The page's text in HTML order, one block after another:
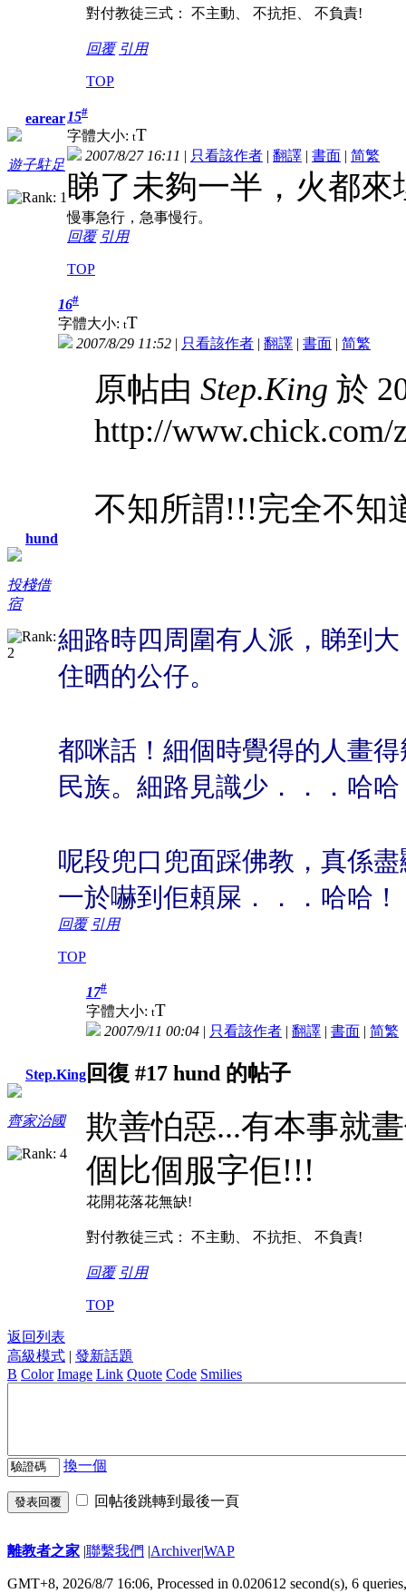
對付教徒三式： 不主動、 不抗拒、 不負責!
回覆 引用
TOP
earear
遊子駐足
15#
字體大小: tT
2007/8/27 16:11 | 只看該作者 | 翻譯 | 書面 | 简繁
睇了未夠一半，火都來
慢事急行，急事慢行。
回覆 引用
TOP
hund
投棧借
宿
16#
字體大小: tT
2007/8/29 11:52 | 只看該作者 | 翻譯 | 書面 | 简繁
原帖由 Step.King 於
http://www.chick.com/
不知所謂!!!完全不知
細路時四周圍有人派，睇到
住晒的公仔。
都咪話！細個時覺得的人畫
民族。細路見識少．．．哈哈
呢段兜口兜面踩佛教，真係
一於嚇到佢頼屎．．．哈哈！
回覆 引用
TOP
Step.King
齊家治國
17#
字體大小: tT
2007/9/11 00:04 | 只看該作者 | 翻譯 | 書面 | 简繁
回復 #17 hund 的帖子
欺善怕惡...有本事就
個比個服字佢!!!
花開花落花無缺!
對付教徒三式： 不主動、 不抗拒、 不負責!
回覆 引用
TOP
返回列表
高級模式 | 發新話題
B Color Image Link Quote Code Smilies
換一個
發表回覆 回帖後跳轉到最後一頁
離教者之家 |聯繫我們 |Archiver|WAP
GMT+8, 2026/8/7 16:06, Processed in 0.020612 second(s), 6